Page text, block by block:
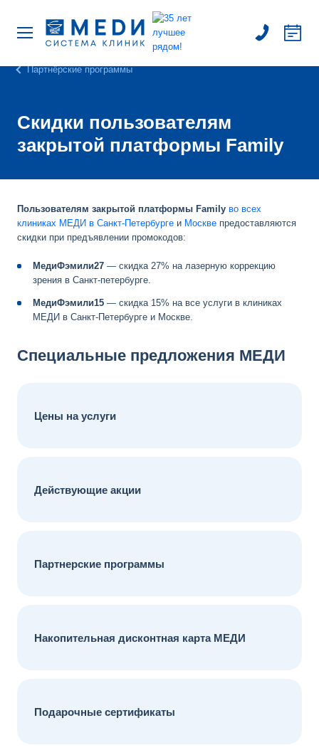
Партнёрские программы
Скидки пользователям
закрытой платформы Family
Пользователям закрытой платформы Family во всех
клиниках МЕДИ в Санкт-Петербурге и Москве предоставляются
скидки при предъявлении промокодов:
МедиФэмили27 — скидка 27% на лазерную коррекцию
зрения в Санкт-петербурге.
МедиФэмили15 — скидка 15% на все услуги в клиниках
МЕДИ в Санкт-Петербурге и Москве.
Специальные предложения МЕДИ
Цены на услуги
Действующие акции
Партнерские программы
Накопительная дисконтная карта МЕДИ
Подарочные сертификаты